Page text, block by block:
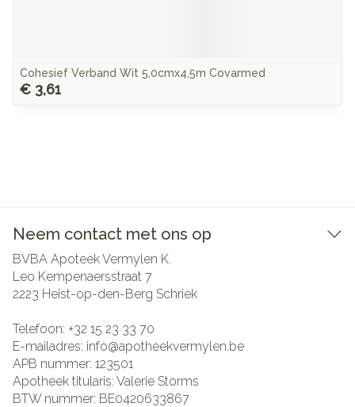
Cohesief Verband Wit 5,0cmx4,5m Covarmed
€ 3,61
Neem contact met ons op
BVBA Apoteek Vermylen K.
Leo Kempenaersstraat 7
2223 Heist-op-den-Berg Schriek
Telefoon: +32 15 23 33 70
E-mailadres: info@apotheekvermylen.be
APB nummer: 123501
Apotheek titularis: Valerie Storms
BTW nummer: BE0420633867